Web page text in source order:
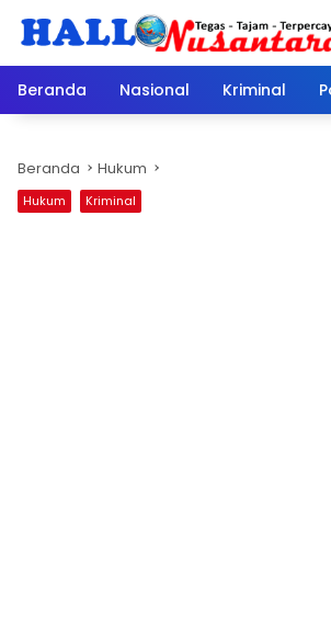
Beranda
Nasional Kriminal
Beranda Hukum
Hukum Kriminal